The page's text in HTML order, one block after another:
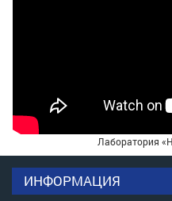
Лаборатория
ИНФОРМАЦИЯ